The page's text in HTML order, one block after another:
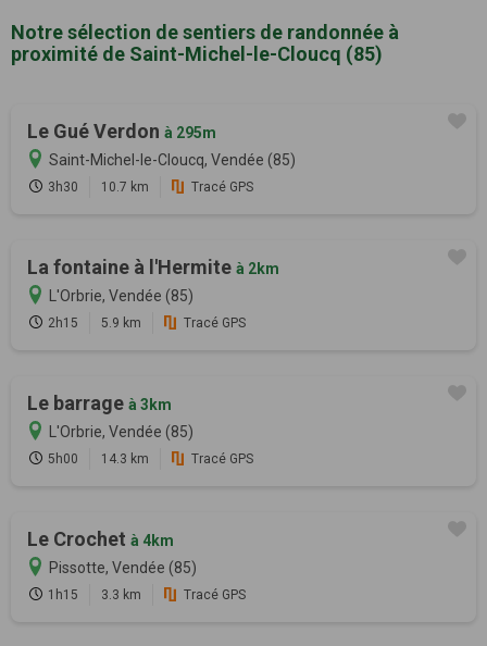
Notre sélection de sentiers de randonnée à
proximité de Saint-Michel-le-Cloucq (85)
Le Gué Verdon à 295m
Saint-Michel-le-Cloucq, Vendée (85)
3h30 10.7 km Tracé GPS
La fontaine à l'Hermite à 2km
L'Orbrie, Vendée (85)
2h15 5.9 km Tracé GPS
Le barrage à 3km
L'Orbrie, Vendée (85)
5h00 14.3 km Tracé GPS
Le Crochet à 4km
Pissotte, Vendée (85)
1h15 3.3 km Tracé GPS